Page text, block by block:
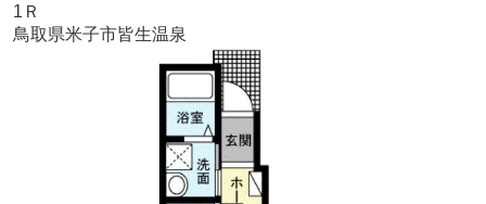
1Ｒ
鳥取県米子市皆生温泉